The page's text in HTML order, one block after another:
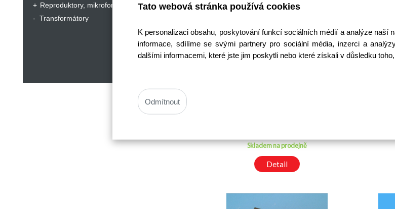
Tato webová stránka používá cookies
K personalizaci obsahu, poskytování funkcí sociálních médií a analýze naší
informace, sdílíme se svými partnery pro sociální média, inzerci a
dalšími informacemi, které jste jim poskytli nebo které získali v důsledku
Odmítnout
Reproduktory, mikrofony, sluchátka
Transformátory
Skladem na prodejně
Detail